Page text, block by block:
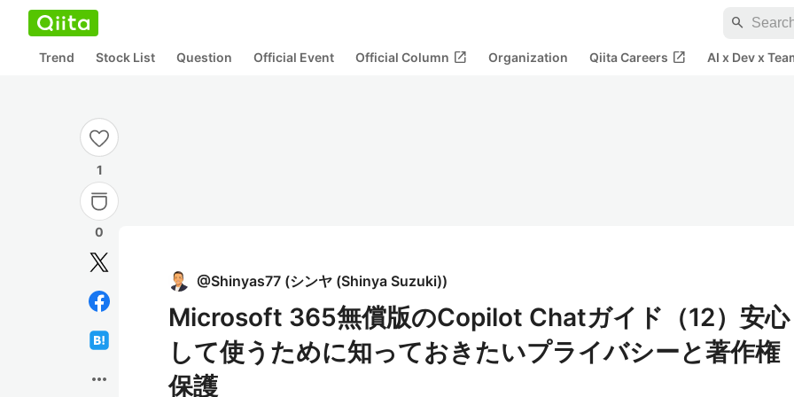
search
Trend Stock List Question Official Event Official Column open_in_new Organization Qiita Careers open_in_new AI x Dev x
1
0
more_horiz
@Shinyas77 (シンヤ (Shinya Suzuki))
Microsoft 365無償版のCopilot Chatガイド（12）安心
して使うために知っておきたいプライバシーと著作権
保護